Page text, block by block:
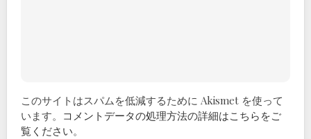
このサイトはスパムを低減するために Akismet を使って
います。 コメントデータの処理方法の詳細はこちらをご
覧ください。